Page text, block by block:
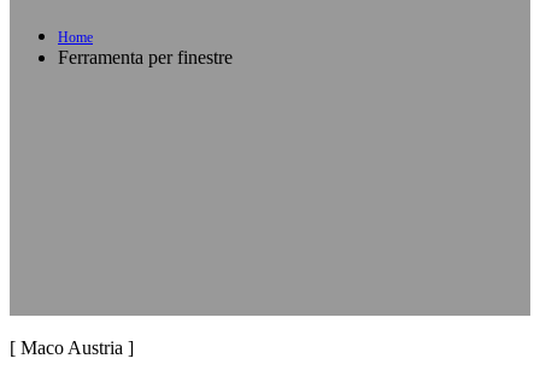
Home
Ferramenta per finestre
[ Maco Austria ]